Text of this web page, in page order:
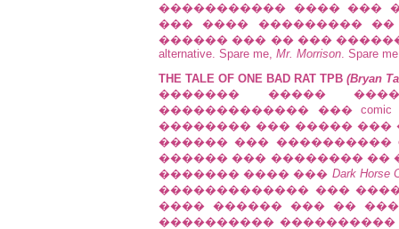
����������� ���� ���
��� ���� ���������
������ ��� �� ���
alternative. Spare me, Mr. Morrison. Spare
THE TALE OF ONE BAD RAT TPB (Bryan
������� �����
������������� ���
�������� ��� ����� ���
������ ��� ����������
������ ��� �������� ��
������� ���� ��� Dark Horse
������������� ���
���� ������ ��� ��
����������